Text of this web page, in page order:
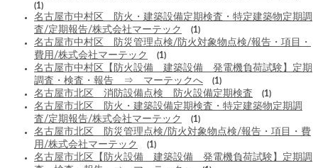
(1)
名古屋市中村区 防火・建築設備定期検査・特定建築物定期調
査/定期報告/株式会社マーテック
(1)
名古屋市中村区 防災管理点検/防火対象物点検/報告・項目・
費用/株式会社マーテック
(1)
名古屋市中村区【防火設備 建築設備 発電機負荷試験】定期
調査・検査・報告 ⇒ マーテックへ
(1)
名古屋市北区 消防設備点検 防火設備定期検査 (1)
名古屋市北区 防火・建築設備定期検査・特定建築物定期調
査/定期報告/株式会社マーテック
(1)
名古屋市北区 防災管理点検/防火対象物点検/報告・項目・費
用/株式会社マーテック
(1)
名古屋市北区【防火設備 建築設備 発電機負荷試験】定期調